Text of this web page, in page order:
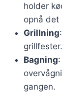
holder
opnå det
Grillning
Bagning
gangen.